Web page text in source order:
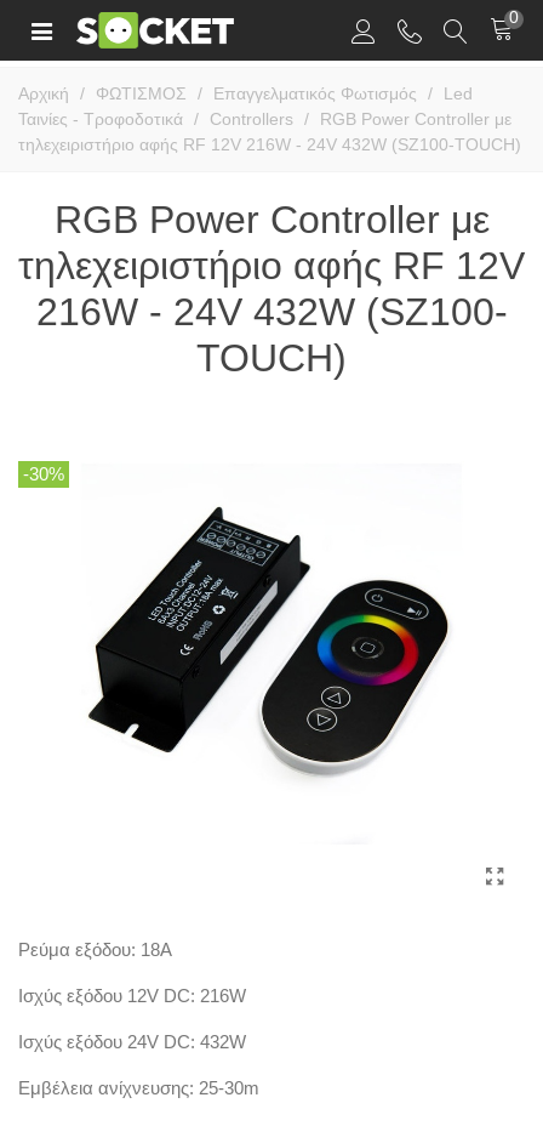
0
Αρχική / ΦΩΤΙΣΜΟΣ / Επαγγελματικός Φωτισμός /
Led
Ταινίες - Τροφοδοτικά / Controllers /
RGB Power Controller με
τηλεχειριστήριο αφής RF 12V 216W - 24V 432W (SZ100-TOUCH)
RGB Power Controller με
τηλεχειριστήριο αφής RF 12V
216W - 24V 432W (SZ100-
TOUCH)
-30%
Ρεύμα εξόδου: 18Α
Ισχύς εξόδου 12V DC: 216W
Ισχύς εξόδου 24V DC: 432W
Εμβέλεια ανίχνευσης: 25-30m